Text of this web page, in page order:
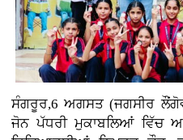
ਸੰਗਰੂਰ,6 ਅਗਸਤ (ਜਗਸੀਰ
ਜੋਨ ਪੱਧਰੀ ਮੁਕਾਬਲਿਆਂ ਵਿੱਚ